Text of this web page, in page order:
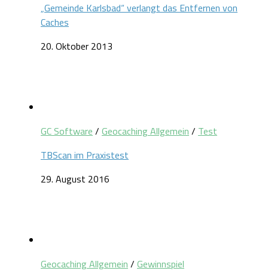
„Gemeinde Karlsbad“ verlangt das Entfernen von
Caches
20. Oktober 2013
GC Software / Geocaching Allgemein / Test
TBScan im Praxistest
29. August 2016
Geocaching Allgemein / Gewinnspiel